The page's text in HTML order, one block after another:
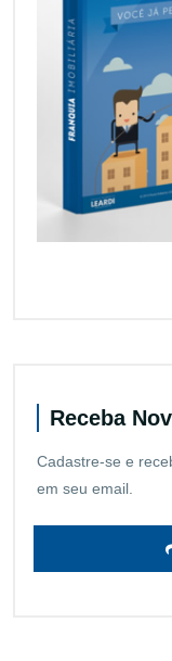
Receba
Cadastre-se e
em seu email.